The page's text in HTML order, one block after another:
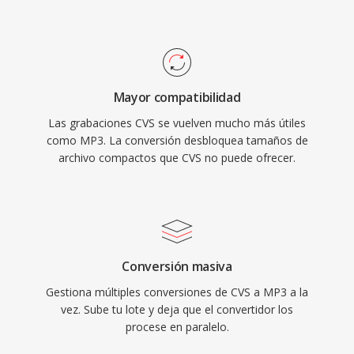
los formatos de audio con soporte más
universal en prácticamente todos los
reproductores multimedia, sistemas operativos
y dispositivos portátiles.
Mayor compatibilidad
Las grabaciones CVS se vuelven mucho más útiles
como MP3. La conversión desbloquea tamaños de
archivo compactos que CVS no puede ofrecer.
Conversión masiva
Gestiona múltiples conversiones de CVS a MP3 a la
vez. Sube tu lote y deja que el convertidor los
procese en paralelo.